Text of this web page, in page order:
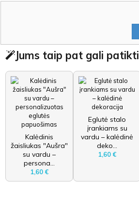
Jums taip pat gali patikti
Kalėdinis
žaisliukas "Aušra"
su vardu –
persona...
1,60 €
Eglutė stalo
įrankiams su
vardu – kalėdinė
deko...
1,60 €